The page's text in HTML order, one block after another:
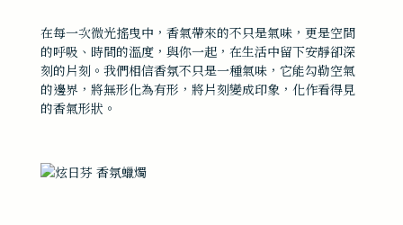
在每一次微光搖曳中，香氣帶來的不只是氣味，更是空間
的呼吸、時間的溫度，與你一起，在生活中留下安靜卻深
刻的片刻。我們相信香氛不只是一種氣味，它能勾勒空氣
的邊界，將無形化為有形，將片刻變成印象，化作看得見
的香氣形狀。